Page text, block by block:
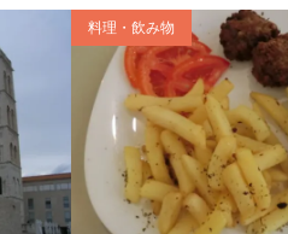
料理・飲み物